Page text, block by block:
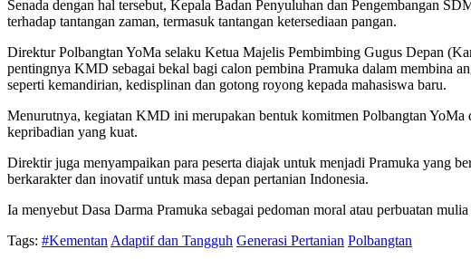
Senada dengan hal tersebut, Kepala Badan Penyuluhan dan Pengembangan
terhadap tantangan zaman, termasuk tantangan ketersediaan pangan.
Direktur Polbangtan YoMa selaku Ketua Majelis Pembimbing Gugus Depan
pentingnya KMD sebagai bekal bagi calon pembina Pramuka dalam membina
seperti kemandirian, kedisplinan dan gotong royong kepada mahasiswa baru.
Menurutnya, kegiatan KMD ini merupakan bentuk komitmen Polbangtan YoMa
kepribadian yang kuat.
Direktir juga menyampaikan para peserta diajak untuk menjadi Pramuka yang
berkarakter dan inovatif untuk masa depan pertanian Indonesia.
Ia menyebut Dasa Darma Pramuka sebagai pedoman moral atau perbuatan
Tags: #Kementan Adaptif dan Tangguh Generasi Pertanian Polbangtan